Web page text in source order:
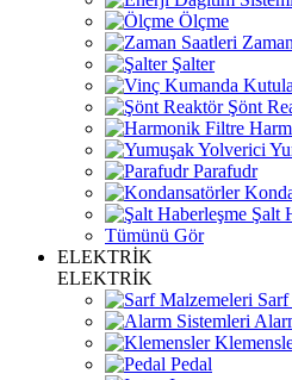
Ölçme
Şalter
Şönt
Parafudr
Şalt
Tümünü Gör
ELEKTRİK
ELEKTRİK
Pedal